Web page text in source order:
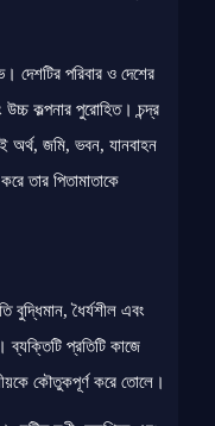
দেশটির পরিবার ও দেশের
কল্পনার পুরোহিত। চন্দ্র
অর্থ, জমি, ভবন, যানবাহন
তার পিতামাতাকে
বুদ্ধিমান, ধৈর্যশীল এবং
প্রতিটি কাজে
কৌতুকপূর্ণ করে তোলে।